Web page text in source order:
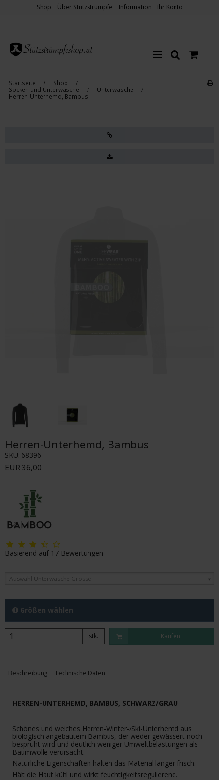
Shop Über Stützstrümpfe Information Ihr Konto
Startseite / Shop
/
Socken und Unterwäsche
/ Unterwäsche
/
Herren-Unterhemd, Bambus
Herren-Unterhemd, Bambus
SKU: 68396
EUR 36,00
Basierend auf 17 Bewertungen
Auswahl Unterwäsche Grösse
Größen wählen
stk. Kaufen
Beschreibung Technische Daten
HERREN-UNTERHEMD, BAMBUS, SCHWARZ/GRAU
Schönes und weiches Herren-Winter-/Ski-Unterhemd aus
biologisch angebautem Bambus, der weder gewässert noch
besprüht wird und deutlich weniger Umweltbelastungen als
Baumwolle verursacht.
Natürliche Eigenschaften halten das Material länger frisch.
Hält die Haut kühl und wirkt feuchtigkeitsregulierend.